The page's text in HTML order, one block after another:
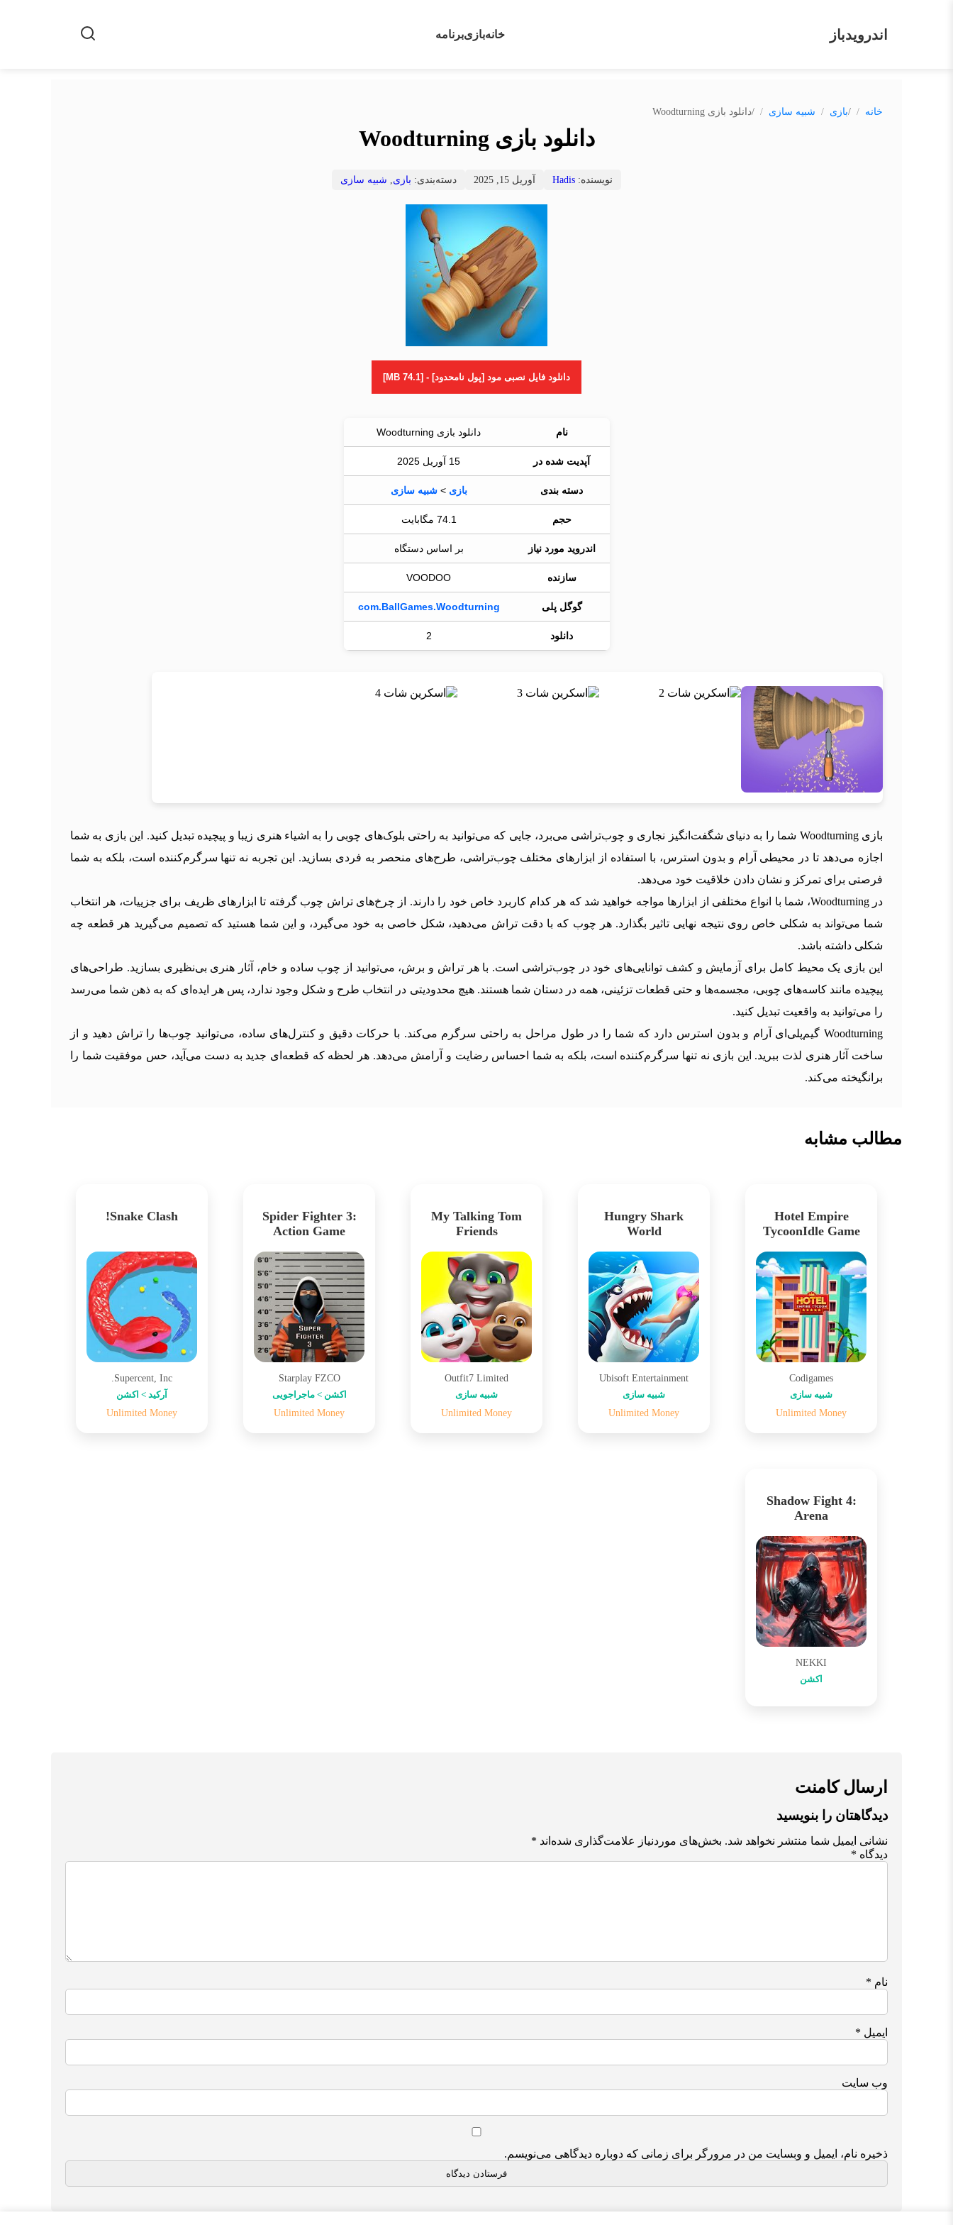
اندرویدباز خانهبازیبرنامه
خانه /بازی شبیه سازی /دانلود بازی Woodturning
دانلود بازی Woodturning
نویسنده: Hadis آوریل 15, 2025 دسته‌بندی: بازی, شبیه سازی
دانلود فایل نصبی مود [پول نامحدود] - [74.1 MB]
نام دانلود بازی Woodturning
آپدیت شده در 15 آوریل 2025
دسته بندی بازی >شبیه سازی
حجم 74.1 مگابایت
اندروید مورد نیاز بر اساس دستگاه
سازنده VOODOO
گوگل پلی com.BallGames.Woodturning
دانلود 2
بازی Woodturning شما را به دنیای شگفت‌انگیز نجاری و چوب‌تراشی می‌برد، جایی که می‌توانید به راحتی بلوک‌های چوبی را به اشیاء هنری زیبا و پیچیده تبدیل کنید. این بازی به شما
اجازه می‌دهد تا در محیطی آرام و بدون استرس، با استفاده از ابزارهای مختلف چوب‌تراشی، طرح‌های منحصر به فردی بسازید. این تجربه نه تنها سرگرم‌کننده است، بلکه به شما
فرصتی برای تمرکز و نشان دادن خلاقیت خود می‌دهد.
در Woodturning، شما با انواع مختلفی از ابزارها مواجه خواهید شد که هر کدام کاربرد خاص خود را دارند. از چرخ‌های تراش چوب گرفته تا ابزارهای ظریف برای جزییات، هر انتخاب
شما می‌تواند به شکلی خاص روی نتیجه نهایی تاثیر بگذارد. هر چوب که با دقت تراش می‌دهید، شکل خاصی به خود می‌گیرد، و این شما هستید که تصمیم می‌گیرید هر قطعه چه
شکلی داشته باشد.
این بازی یک محیط کامل برای آزمایش و کشف توانایی‌های خود در چوب‌تراشی است. با هر تراش و برش، می‌توانید از چوب ساده و خام، آثار هنری بی‌نظیری بسازید. طراحی‌های
پیچیده مانند کاسه‌های چوبی، مجسمه‌ها و حتی قطعات تزئینی، همه در دستان شما هستند. هیچ محدودیتی در انتخاب طرح و شکل وجود ندارد، پس هر ایده‌ای که به ذهن شما می‌رسد
را می‌توانید به واقعیت تبدیل کنید.
Woodturning گیم‌پلی‌ای آرام و بدون استرس دارد که شما را در طول مراحل به راحتی سرگرم می‌کند. با حرکات دقیق و کنترل‌های ساده، می‌توانید چوب‌ها را تراش دهید و از
ساخت آثار هنری لذت ببرید. این بازی نه تنها سرگرم‌کننده است، بلکه به شما احساس رضایت و آرامش می‌دهد. هر لحظه که قطعه‌ای جدید به دست می‌آید، حس موفقیت شما را
برانگیخته می‌کند.
مطالب مشابه
Hotel Empire
TycoonIdle Game
Codigames
شبیه سازی
Unlimited Money
Hungry Shark
World
Ubisoft Entertainment
شبیه سازی
Unlimited Money
My Talking Tom
Friends
Outfit7 Limited
شبیه سازی
Unlimited Money
Spider Fighter 3:
Action Game
Starplay FZCO
اکشن > ماجراجویی
Unlimited Money
Snake Clash!
Supercent, Inc.
آرکید > اکشن
Unlimited Money
Shadow Fight 4:
Arena
NEKKI
اکشن
ارسال کامنت
دیدگاهتان را بنویسید
نشانی ایمیل شما منتشر نخواهد شد. بخش‌های موردنیاز علامت‌گذاری شده‌اند *
دیدگاه *
نام *
ایمیل *
وب‌ سایت
ذخیره نام، ایمیل و وبسایت من در مرورگر برای زمانی که دوباره دیدگاهی می‌نویسم.